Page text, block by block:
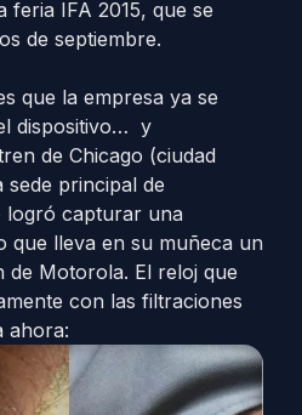
feria IFA 2015, que se
de septiembre.
que la empresa ya se
dispositivo… y
de Chicago (ciudad
sede principal de
capturar una
que lleva en su muñeca un
de Motorola. El reloj que
con las filtraciones
ahora: